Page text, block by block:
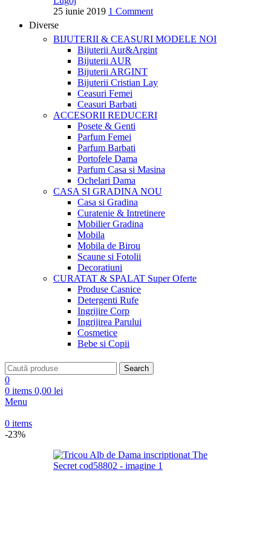
25 iunie 2019 1 Comment
Diverse
BIJUTERII & CEASURI MODELE NOI
Bijuterii Aur&Argint
Bijuterii AUR
Bijuterii ARGINT
Bijuterii Cristian Lay
Ceasuri Femei
Ceasuri Barbati
ACCESORII REDUCERI
Posete & Genti
Parfum Femei
Parfum Barbati
Portofele Dama
Parfum Casa si Masina
Ochelari Dama
CASA SI GRADINANOU
Casa si Gradina
Curatenie & Intretinere
Mobilier Gradina
Mobila
Mobila de Birou
Scaune si Fotolii
Decoratiuni
CURATAT & SPALAT Super Oferte
Produse Casnice
Detergenti Rufe
Ingrijire Corp
Ingrijirea Parului
Cosmetice
Bebe si Copii
Search
0
0 items 0,00 lei
Menu
0 items
-23%